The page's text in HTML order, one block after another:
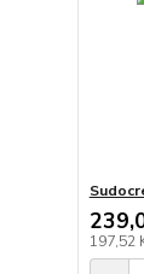
197,52